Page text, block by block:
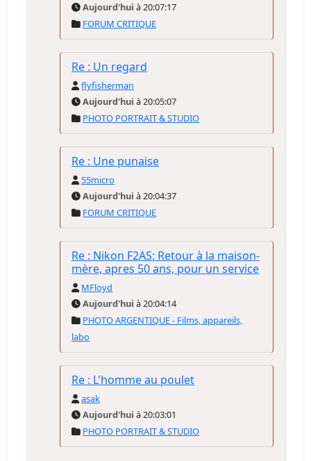
Aujourd'hui à 20:07:17
FORUM CRITIQUE
Re : Un regard
flyfisherman
Aujourd'hui à 20:05:07
PHOTO PORTRAIT & STUDIO
Re : Une punaise
55micro
Aujourd'hui à 20:04:37
FORUM CRITIQUE
Re : Nikon F2AS: Retour à la maison-
mère, apres 50 ans, pour un service
MFloyd
Aujourd'hui à 20:04:14
PHOTO ARGENTIQUE - Films, appareils,
labo
Re : L'homme au poulet
asak
Aujourd'hui à 20:03:01
PHOTO PORTRAIT & STUDIO